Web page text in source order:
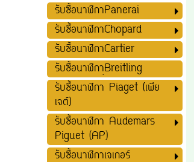
รับซื้อนาฬิกาPanerai
รับซื้อนาฬิกาChopard
รับซื้อนาฬิกาCartier
รับซื้อนาฬิกาฺฺBreitling
รับซื้อนาฬิกา Piaget (เพีย
เจต์)
รับซื้อนาฬิกา Audemars
Piguet (AP)
รับซื้อนาฬิกาเจเกอร์